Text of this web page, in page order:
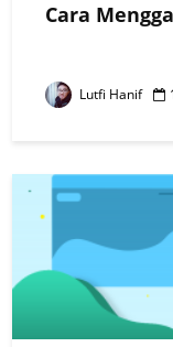
Cara
Lutfi Hanif